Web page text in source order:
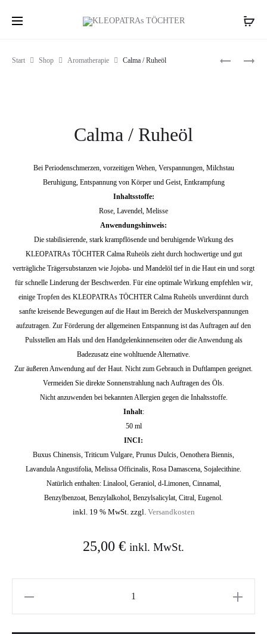
MAGICA
Start Shop Aromatherapie Calma / Ruheöl
Calma / Ruheöl
Bei Periodenschmerzen, vorzeitigen Wehen, Verspannungen, Milchstau
Beruhigung, Entspannung von Körper und Geist, Entkrampfung
Inhaltsstoffe:
Rose, Lavendel, Melisse
Anwendungshinweis:
Die stabilisierende, stark krampflösende und beruhigende Wirkung des
KLEOPATRAs TÖCHTER Calma Ruheöls zieht durch hochwertige und gut
verträgliche Trägersubstanzen wie Jojoba- und Mandelöl tief in die Haut ein und sorgt
für schnelle Linderung der Beschwerden. Für eine optimale Wirkung empfehlen wir,
einige Tropfen des KLEOPATRAs TÖCHTER Calma Ruheöls unverdünnt durch
sanfte kreisende Bewegungen auf die Haut im Bereich der Muskelverspannungen
aufzutragen. Zur Förderung der allgemeinen Entspannung ist das Auftragen auf den
Pulsstellen am Hals und den Handgelenkinnenseiten oder die Anwendung als
Badezusatz eine wohltuende Alternative.
Zur äußeren Anwendung auf der Haut. Nicht zum Gebrauch in Duftlampen geeignet.
Vermeiden Sie direkte Sonnenstrahlung nach Auftragen des Öls.
Nicht anzuwenden bei bekannten Allergien gegen die Inhaltsstoffe.
Inhalt:
50 ml
INCI:
Buxus Chinensis, Triticum Vulgare, Prunus Dulcis, Oenothera Biennis,
Lavandula Angustifolia, Melissa Officinalis, Rosa Damascena, Sojalecithine.
Natürlich enthalten: Linalool, Geraniol, d-Limonen, Cinnamal,
Benzylbenzoat, Benzylalkohol, Benzylsalicylat, Citral, Eugenol.
inkl. 19 % MwSt. zzgl. Versandkosten
25,00 € inkl. MwSt.